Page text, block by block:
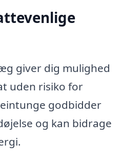
giver dig mulighed
uden risiko for
godbidder
og kan bidrage